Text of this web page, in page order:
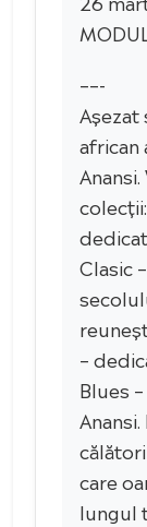
––-
Așezat
Clasic
–
Blues
care
lungul